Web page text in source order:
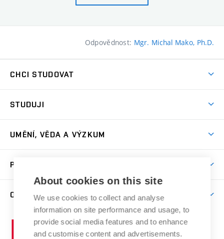
Odpovědnost: Mgr. Michal Mako, Ph.D.
CHCI STUDOVAT
Přijímačky
Dny otevřených dveří
Přípravné kurzy
Studium bez bariér
Katedra teorií a dějin umění
Kabinety a dílny
Kontakt
STUDUJI
Časový plán studia
Studijní předpisy a formuláře
Studium a stáže v zahraničí
Rezidenční pobyty
Odborná praxe
UMĚNÍ, VĚDA A VÝZKUM
Publikační činnost
Projekty
Výstavy
PRO VEŘEJNOST
Letní školy a semestrální kurzy
Nakladatelská a vydavatelská činnost
Research Catalogue
O FAKULTĚ
Aktuality
Informační tabule
Vysoké
About cookies on this site
We use cookies to collect and analyse
information on site performance and usage, to
provide social media features and to enhance
and customise content and advertisements.